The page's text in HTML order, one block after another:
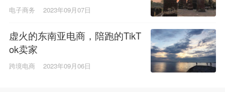
电子商务 2023年09月07日
虚火的东南亚电商，陪跑的TikT
ok卖家
跨境电商 2023年09月06日